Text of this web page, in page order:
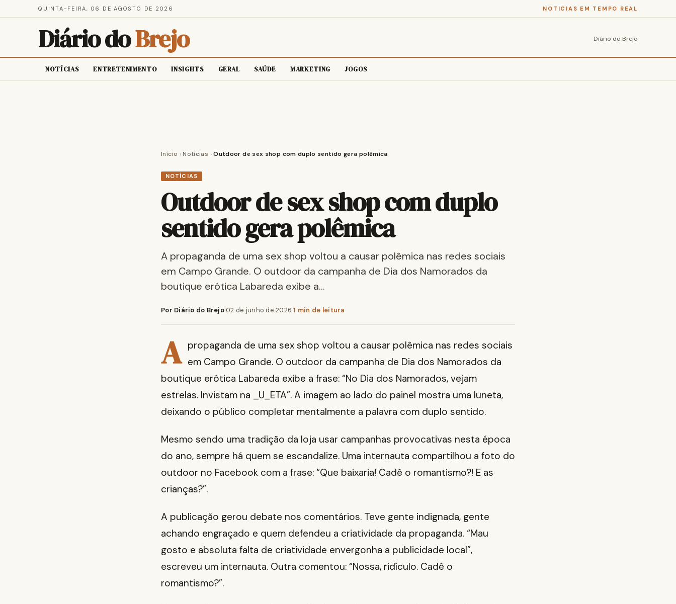
QUINTA-FEIRA, 06 DE AGOSTO DE 2026 NOTICIAS EM TEMPO REAL
Diário doBrejo Diário do Brejo
NOTÍCIAS ENTRETENIMENTO INSIGHTS GERAL SAÚDE MARKETING JOGOS
Início › Notícias › Outdoor de sex shop com duplo sentido gera polêmica
NOTÍCIAS
Outdoor de sex shop com duplo
sentido gera polêmica
A propaganda de uma sex shop voltou a causar polêmica nas redes sociais
em Campo Grande. O outdoor da campanha de Dia dos Namorados da
boutique erótica Labareda exibe a…
Por Diário do Brejo·02 de junho de 2026·1 min de leitura
A propaganda de uma sex shop voltou a causar polêmica nas redes sociais
em Campo Grande. O outdoor da campanha de Dia dos Namorados da
boutique erótica Labareda exibe a frase: “No Dia dos Namorados, vejam
estrelas. Invistam na _U_ETA”. A imagem ao lado do painel mostra uma luneta,
deixando o público completar mentalmente a palavra com duplo sentido.
Mesmo sendo uma tradição da loja usar campanhas provocativas nesta época
do ano, sempre há quem se escandalize. Uma internauta compartilhou a foto do
outdoor no Facebook com a frase: “Que baixaria! Cadê o romantismo?! E as
crianças?”.
A publicação gerou debate nos comentários. Teve gente indignada, gente
achando engraçado e quem defendeu a criatividade da propaganda. “Mau
gosto e absoluta falta de criatividade envergonha a publicidade local”,
escreveu um internauta. Outra comentou: “Nossa, ridículo. Cadê o
romantismo?”.